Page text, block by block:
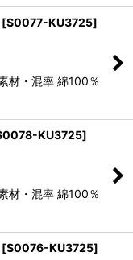
[S0077-KU3725]
材・混率 綿100％
KU3725]
材・混率 綿100％
[S0076-KU3725]